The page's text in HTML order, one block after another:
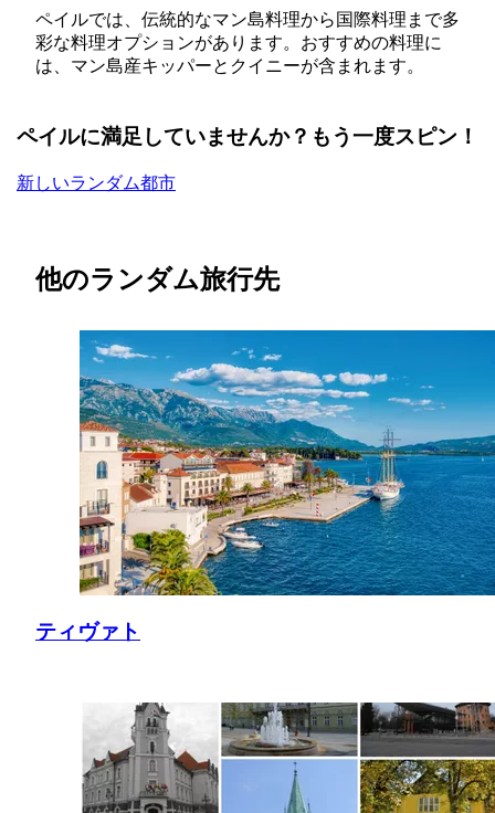
ペイルでは、伝統的なマン島料理から国際料理まで多
彩な料理オプションがあります。おすすめの料理に
は、マン島産キッパーとクイニーが含まれます。
ペイルに満足していませんか？もう一度スピン！
新しいランダム都市
他のランダム旅行先
ティヴァト